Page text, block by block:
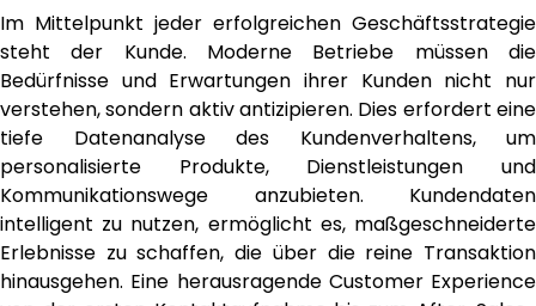
Im Mittelpunkt jeder erfolgreichen Geschäftsstrategie
steht der Kunde. Moderne Betriebe müssen die
Bedürfnisse und Erwartungen ihrer Kunden nicht nur
verstehen, sondern aktiv antizipieren. Dies erfordert eine
tiefe Datenanalyse des Kundenverhaltens, um
personalisierte Produkte, Dienstleistungen und
Kommunikationswege anzubieten. Kundendaten
intelligent zu nutzen, ermöglicht es, maßgeschneiderte
Erlebnisse zu schaffen, die über die reine Transaktion
hinausgehen. Eine herausragende Customer Experience